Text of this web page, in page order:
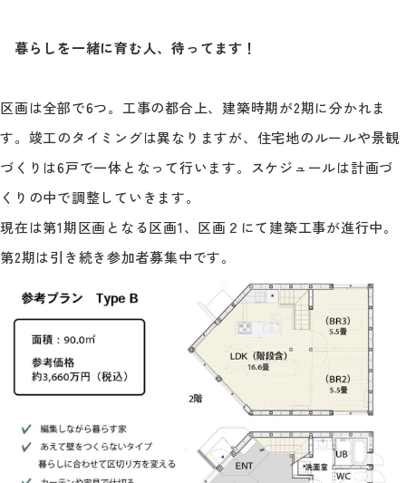
暮らしを一緒に育む人、待ってます！
区画は全部で6つ。工事の都合上、建築時期が2期に分かれま
す。竣工のタイミングは異なりますが、住宅地のルールや景観
づくりは6戸で一体となって行います。スケジュールは計画づ
くりの中で調整していきます。
現在は第1期区画となる区画1、区画２にて建築工事が進行中。
第2期は引き続き参加者募集中です。